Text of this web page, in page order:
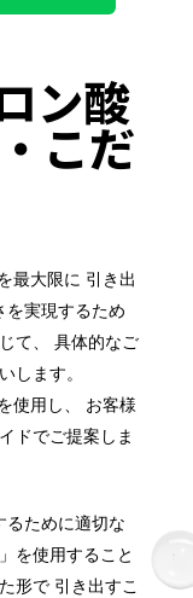
ン酸
こだ
最大限に 引き出
を実現するため
て、 具体的なご
します。
使用し、 お客様
ドでご提案しま
るために適切な
を使用すること
形で 引き出すこ